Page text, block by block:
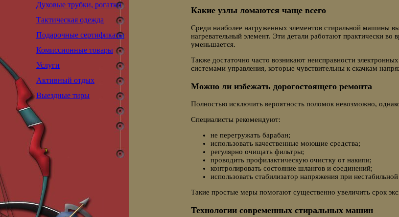
Духовые трубки, рогатки
Тактическая одежда
Подарочные сертификаты
Комиссионные товары
Услуги
Активный отдых
Выездные тиры
Какие узлы ломаются чаще всего
Среди наиболее нагруженных элементов стиральной машины
нагревательный элемент. Эти детали работают практически
уменьшается.
Также достаточно часто возникают неисправности
системами управления, которые чувствительны к скачкам
Можно ли избежать дорогостоящего ремонта
Полностью исключить вероятность поломок невозможно,
Специалисты рекомендуют:
не перегружать барабан;
использовать качественные моющие средства;
регулярно очищать фильтры;
проводить профилактическую очистку от накипи;
контролировать состояние шлангов и соединений;
использовать стабилизатор напряжения при нестабильной
Такие простые меры помогают существенно увеличить срок
Технологии современных стиральных машин